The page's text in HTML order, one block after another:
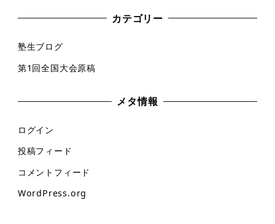
カテゴリー
塾生ブログ
第1回全国大会原稿
メタ情報
ログイン
投稿フィード
コメントフィード
WordPress.org